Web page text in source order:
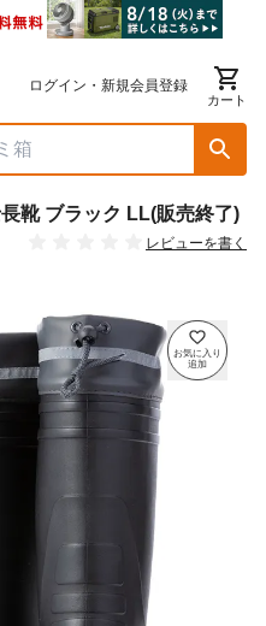
ログイン・新規会員登録
カート
靴 ブラック LL(販売終了)
レビューを書く